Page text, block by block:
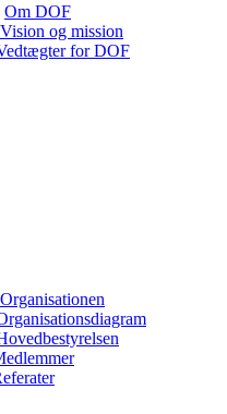
Om DOF
Vision og mission
for DOF
Organisationen